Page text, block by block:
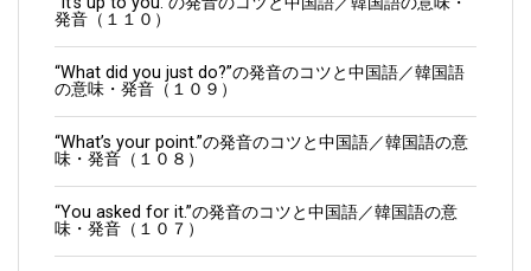
発音（１１０）
“What did you just do?”の発音のコツと中国語／韓国語
の意味・発音（１０９）
“What’s your point.”の発音のコツと中国語／韓国語の意
味・発音（１０８）
“You asked for it.”の発音のコツと中国語／韓国語の意
味・発音（１０７）